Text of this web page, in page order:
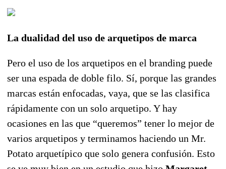
La dualidad del uso de arquetipos de marca
Pero el uso de los arquetipos en el branding puede
ser una espada de doble filo. Sí, porque las grandes
marcas están enfocadas, vaya, que se las clasifica
rápidamente con un solo arquetipo. Y hay
ocasiones en las que “queremos” tener lo mejor de
varios arquetipos y terminamos haciendo un Mr.
Potato arquetípico que solo genera confusión. Esto